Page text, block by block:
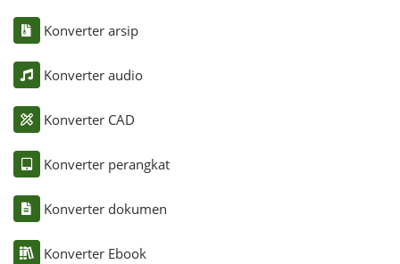
Konverter arsip
Konverter audio
Konverter CAD
Konverter perangkat
Konverter dokumen
Konverter Ebook